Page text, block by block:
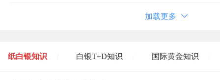
加载更多
纸白银知识 白银T+D知识 国际黄金知识